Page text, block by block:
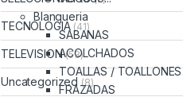
Blanqueria
SABANAS
ACOLCHADOS
TOALLAS / TOALLONES
FRAZADAS
TECNOLOGIA (41)
TELEVISION(53)
Uncategorized (8)